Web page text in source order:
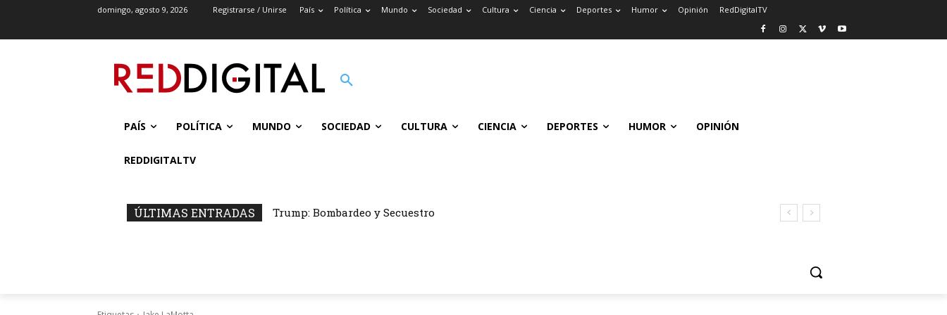
domingo, agosto 9, 2026 Registrarse / Unirse País Política Mundo Sociedad Cultura Ciencia Deportes Humor Opinión RedDigitalTV
PAÍS POLÍTICA MUNDO SOCIEDAD CULTURA CIENCIA DEPORTES HUMOR OPINIÓN
REDDIGITALTV
ÚLTIMAS ENTRADAS Trump: Bombardeo y Secuestro